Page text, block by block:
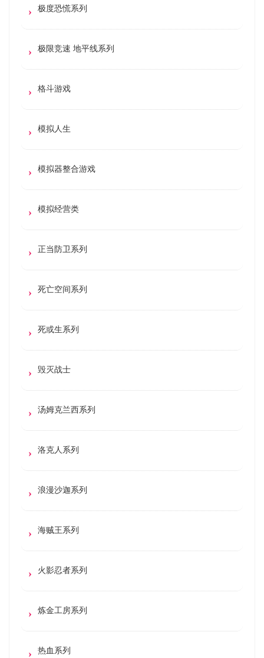
极度恐慌系列
极限竞速 地平线系列
格斗游戏
模拟人生
模拟器整合游戏
模拟经营类
正当防卫系列
死亡空间系列
死或生系列
毁灭战士
汤姆克兰西系列
洛克人系列
浪漫沙迦系列
海贼王系列
火影忍者系列
炼金工房系列
热血系列